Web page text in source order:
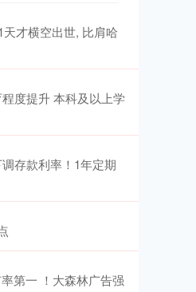
才横空出世, 比肩哈
度提升 本科及以上学
存款利率！1年定期
第一 ！大森林广告强